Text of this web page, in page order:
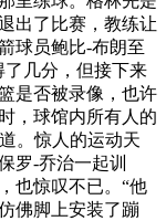
出了比赛，教练让
球员鲍比-布朗至
几分，但接下来
是否被录像，也许
，球馆内所有人的
。惊人的运动天
罗-乔治一起训
也惊叹不已。“他
佛脚上安装了蹦